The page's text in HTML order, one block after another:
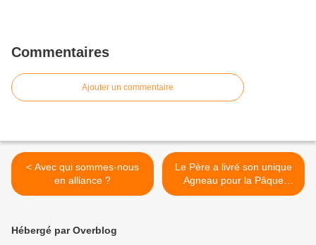
Commentaires
Ajouter un commentaire
< Avec qui sommes-nous
en alliance ?
Le Père a livré son unique
Agneau pour la Pâque
éternelle >
Hébergé par Overblog